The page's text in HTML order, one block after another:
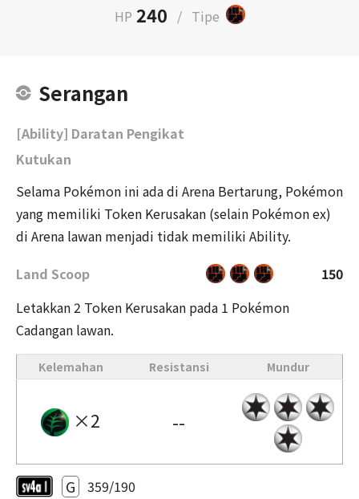
HP 240 / Tipe
Serangan
[Ability] Daratan Pengikat
Kutukan
Selama Pokémon ini ada di Arena Bertarung, Pokémon
yang memiliki Token Kerusakan (selain Pokémon ex)
di Arena lawan menjadi tidak memiliki Ability.
Land Scoop
150
Letakkan 2 Token Kerusakan pada 1 Pokémon
Cadangan lawan.
Kelemahan Resistansi Mundur
×2 --
G 359/190